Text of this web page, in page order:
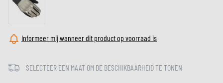
Informeer mij wanneer dit product op voorraad is
SELECTEER EEN MAAT OM DE BESCHIKBAARHEID TE TONEN